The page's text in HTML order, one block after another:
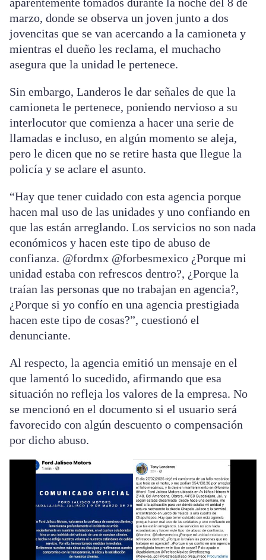
marzo, donde se observa un joven junto a dos
jovencitas que se van acercando a la camioneta y
mientras el dueño les reclama, el muchacho
asegura que la unidad le pertenece.
Sin embargo, Landeros le dar señales de que la
camioneta le pertenece, poniendo nervioso a su
interlocutor que comienza a hacer una serie de
llamadas e incluso, en algún momento se aleja,
pero le dicen que no se retire hasta que llegue la
policía y se aclare el asunto.
“Hay que tener cuidado con esta agencia porque
hacen mal uso de las unidades y uno confiando en
que las están arreglando. Los servicios no son nada
económicos y hacen este tipo de abuso de
confianza. @fordmx @forbesmexico ¿Porque mi
unidad estaba con refrescos dentro?, ¿Porque la
traían las personas que no trabajan en agencia?,
¿Porque si yo confío en una agencia prestigiada
hacen este tipo de cosas?”, cuestionó el
denunciante.
Al respecto, la agencia emitió un mensaje en el
que lamentó lo sucedido, afirmando que esa
situación no refleja los valores de la empresa. No
se mencionó en el documento si el usuario será
favorecido con algún descuento o compensación
por dicho abuso.